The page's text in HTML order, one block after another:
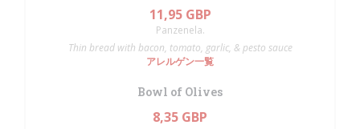
11,95 GBP
Panzenela.
Thin bread with bacon, tomato, garlic, & pesto sauce
アレルゲン一覧
Bowl of Olives
8,35 GBP